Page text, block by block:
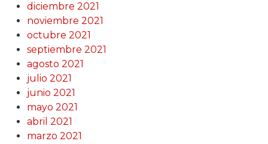
diciembre 2021
noviembre 2021
octubre 2021
septiembre 2021
agosto 2021
julio 2021
junio 2021
mayo 2021
abril 2021
marzo 2021